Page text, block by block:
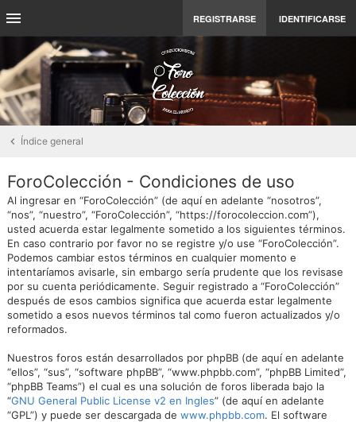
REGISTRARSE IDENTIFICARSE
Índice general
ForoColección - Condiciones de uso
Al ingresar en “ForoColección” (de aquí en adelante “nosotros”,
“nos”, “nuestro”, “ForoColección”, “https://forocoleccion.com”),
usted acuerda estar legalmente sometido a los siguientes términos.
En caso contrario por favor no se registre y/o use “ForoColección”.
Podemos cambiar estos términos en cualquier momento e
intentaríamos avisarle, sin embargo sería prudente que los revisase
por su cuenta periódicamente. Seguir registrado a “ForoColección”
después de esos cambios significa que acuerda estar legalmente
sometido a esos nuevos términos tal como fueron actualizados y/o
reformados.
Nuestros foros están desarrollados por phpBB (de aquí en adelante
“ellos”, “sus”, “software phpBB”, “www.phpbb.com”, “phpBB Limited”,
“phpBB Teams”) el cual es una solución de foros liberada bajo la
“GNU General Public License v2 en Ingles” (de aquí en adelante
“GPL”) y puede ser descargada de www.phpbb.com. El software